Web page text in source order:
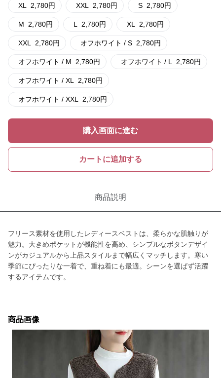
XL 2,780円 XXL 2,780円 S 2,780円
M 2,780円 L 2,780円 XL 2,780円
XXL 2,780円 オフホワイト / S 2,780円
オフホワイト / M 2,780円 オフホワイト / L 2,780円
オフホワイト / XL 2,780円
オフホワイト / XXL 2,780円
購入画面に進む
カートに追加する
商品説明
フリース素材を使用したレディースベストは、柔らかな肌触りが
魅力。大きめポケットが機能性を高め、シンプルなボタンデザイ
ンがカジュアルから上品スタイルまで幅広くマッチします。寒い
季節にぴったりな一着で、重ね着にも最適。シーンを選ばず活躍
するアイテムです。
商品画像